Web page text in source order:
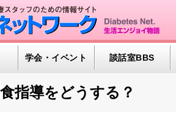
学会・イベント 談話室BBS
指導をどうする？